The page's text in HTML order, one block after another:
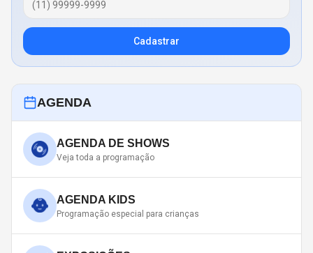
Cadastrar
AGENDA
AGENDA DE SHOWS
Veja toda a programação
AGENDA KIDS
Programação especial para crianças